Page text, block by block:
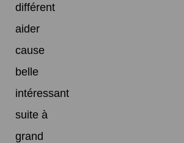
différent
aider
cause
belle
intéressant
suite à
grand